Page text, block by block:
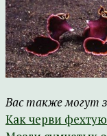
Вас также могут
Как черви